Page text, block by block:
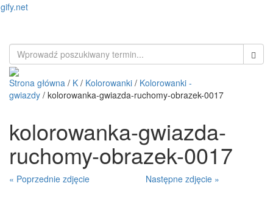
gify.net
Strona główna / K / Kolorowanki / Kolorowanki -
gwiazdy / kolorowanka-gwiazda-ruchomy-obrazek-0017
kolorowanka-gwiazda-
ruchomy-obrazek-0017
« Poprzednie zdjęcie Następne zdjęcie »